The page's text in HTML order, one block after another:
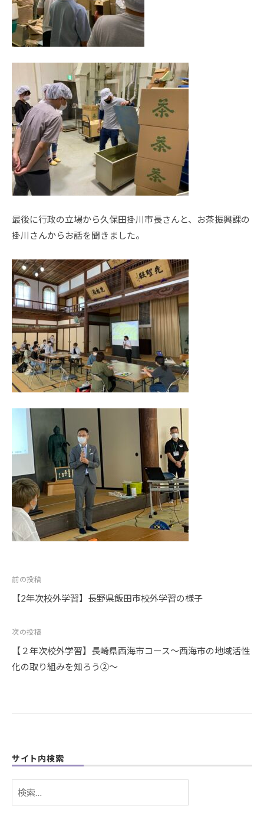
最後に行政の立場から久保田掛川市長さんと、お茶振興課の
掛川さんからお話を聞きました。
投
稿
ビ
ゲ
ー
前の投稿
【2年次校外学習】長野県飯田市校外学習の様子
次の投稿
【２年次校外学習】長崎県西海市コース～西海市の地域活性
化の取り組みを知ろう②～
サイト内検索
検
索: